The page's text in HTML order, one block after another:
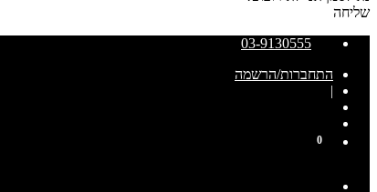
שליחה
03-9130555
התחברות/הרשמה
|
0